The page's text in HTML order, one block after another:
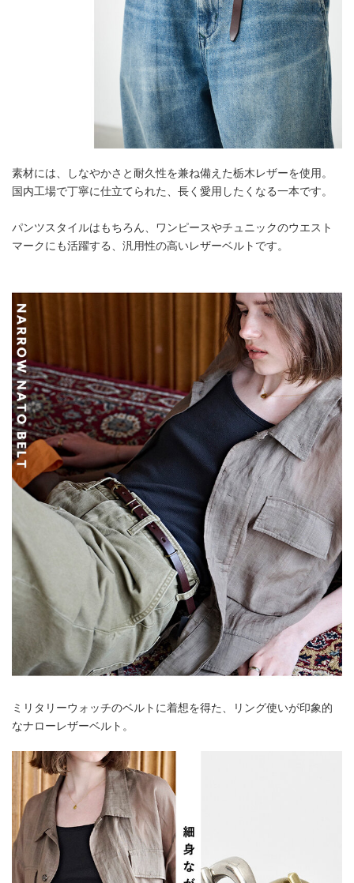
素材には、しなやかさと耐久性を兼ね備えた栃木レザーを使用。
国内工場で丁寧に仕立てられた、長く愛用したくなる一本です。
パンツスタイルはもちろん、ワンピースやチュニックのウエスト
マークにも活躍する、汎用性の高いレザーベルトです。
ミリタリーウォッチのベルトに着想を得た、リング使いが印象的
なナローレザーベルト。